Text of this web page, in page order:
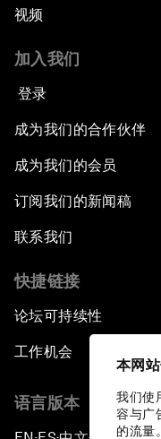
本网
我们使
容与广
的流量
视频
加入我们
登录
成为我们的合作伙伴
成为我们的会员
订阅我们的新闻稿
联系我们
快捷链接
论坛可持续性
工作机会
语言版本
▪ ▪ ▪